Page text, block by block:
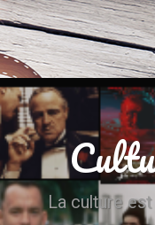
La culture